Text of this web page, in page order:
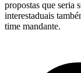
propostas que seria
interestaduais
time mandante.